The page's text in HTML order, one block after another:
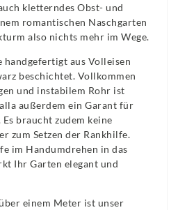
kletterndes Obst- und
romantischen Naschgarten
also nichts mehr im Wege.
handgefertigt aus Volleisen
beschichtet. Vollkommen
und instabilem Rohr ist
außerdem ein Garant für
braucht zudem keine
zum Setzen der Rankhilfe.
im Handumdrehen in das
Ihr Garten elegant und
einem Meter ist unser